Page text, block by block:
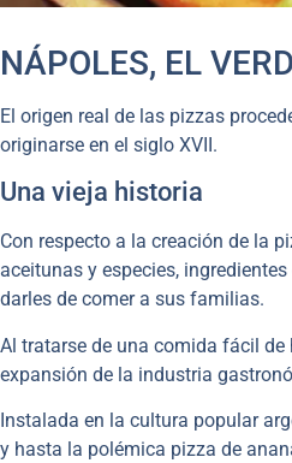
NÁPOLES, EL
El origen real de las pizzas
originarse en el siglo XVII.
Una vieja historia
Con respecto a la creación de la
aceitunas y especies,
darles de comer a sus familias.
Al tratarse de una comida fácil de
expansión de la industria
Instalada en la cultura popular
y hasta la polémica pizza de